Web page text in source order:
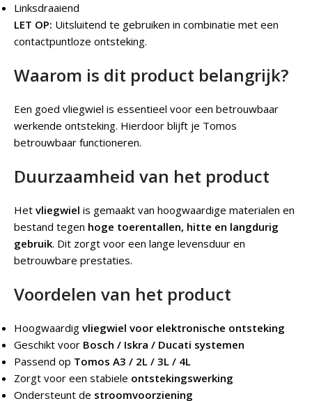
Linksdraaiend
LET OP: Uitsluitend te gebruiken in combinatie met een
contactpuntloze ontsteking.
Waarom is dit product belangrijk?
Een goed vliegwiel is essentieel voor een betrouwbaar
werkende ontsteking. Hierdoor blijft je Tomos
betrouwbaar functioneren.
Duurzaamheid van het product
Het vliegwiel is gemaakt van hoogwaardige materialen en
bestand tegen hoge toerentallen, hitte en langdurig
gebruik. Dit zorgt voor een lange levensduur en
betrouwbare prestaties.
Voordelen van het product
Hoogwaardig vliegwiel voor elektronische ontsteking
Geschikt voor Bosch / Iskra / Ducati systemen
Passend op Tomos A3 / 2L / 3L / 4L
Zorgt voor een stabiele ontstekingswerking
Ondersteunt de stroomvoorziening